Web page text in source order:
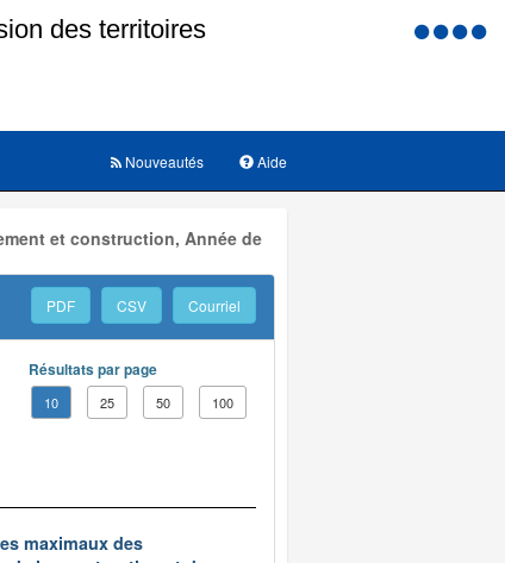
Menu
Aide
Nouveautés
et construction, Année de
PDF CSV Courriel
Résultats par page
10 25 50 100
maximaux des